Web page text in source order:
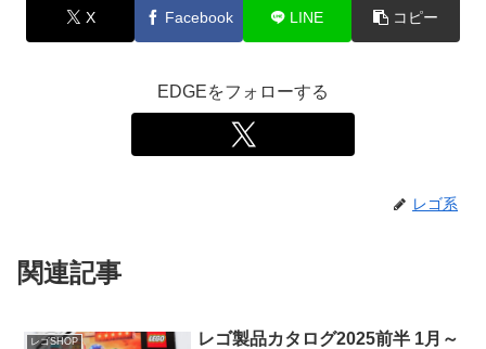
X Facebook LINE コピー
EDGEをフォローする
レゴ系
関連記事
レゴSHOP
レゴ製品カタログ2025前半 1月～